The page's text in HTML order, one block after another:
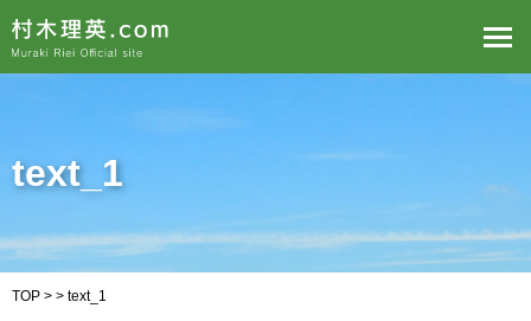
text_1
TOP > > text_1